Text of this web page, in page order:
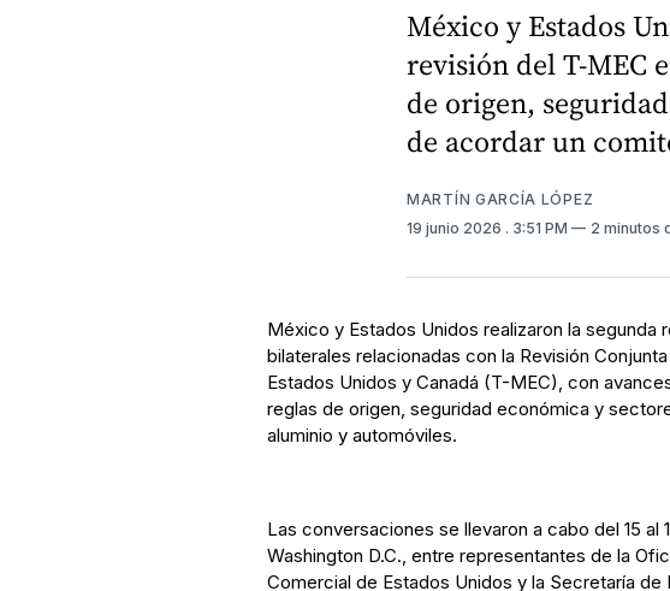
México y Estados
revisión del T-MEC
de origen,
de acordar un
MARTÍN GARCÍA LÓPEZ
19 junio 2026 . 3:51 PM 2 minutos
México y Estados Unidos realizaron la segunda
bilaterales relacionadas con la Revisión
Estados Unidos y Canadá (T-MEC), con
reglas de origen, seguridad económica y
aluminio y automóviles.
Las conversaciones se llevaron a cabo del 15 al
Washington D.C., entre representantes de la
Comercial de Estados Unidos y la Secretaría